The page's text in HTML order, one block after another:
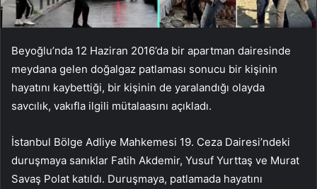
Beyoğlu’nda 12 Haziran 2016’da bir apartman dairesinde
meydana gelen doğalgaz patlaması sonucu bir kişinin
hayatını kaybettiği, bir kişinin de yaralandığı olayda
savcılık, vakıfla ilgili mütalaasını açıkladı.
İstanbul Bölge Adliye Mahkemesi 19. Ceza Dairesi’ndeki
duruşmaya sanıklar Fatih Akdemir, Yusuf Yurttaş ve Murat
Savaş Polat katıldı. Duruşmaya, patlamada hayatını